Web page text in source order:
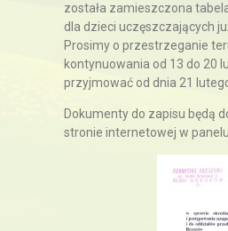
została zamieszczona
dla dzieci uczęszczających
Prosimy o przestrzeganie
kontynuowania od 13 do 20
przyjmować od dnia 21
Dokumenty do zapisu będą
stronie internetowej w